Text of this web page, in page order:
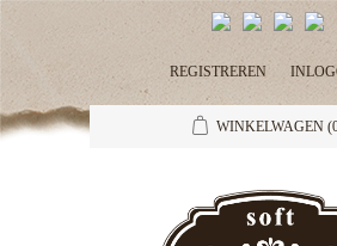
REGISTREREN
WINKELWAGEN